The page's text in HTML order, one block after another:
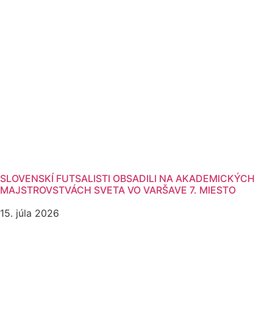
SLOVENSKÍ FUTSALISTI OBSADILI NA AKADEMICKÝCH
MAJSTROVSTVÁCH SVETA VO VARŠAVE 7. MIESTO
15. júla 2026